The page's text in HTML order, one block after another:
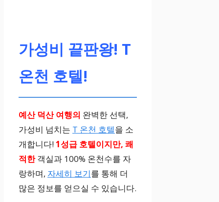
가성비 끝판왕! T
온천 호텔!
예산 덕산 여행의 완벽한 선택,
가성비 넘치는 T 온천 호텔을 소
개합니다!1성급 호텔이지만, 쾌
적한객실과 100% 온천수를 자
랑하며, 자세히 보기를 통해 더
많은 정보를 얻으실 수 있습니다.